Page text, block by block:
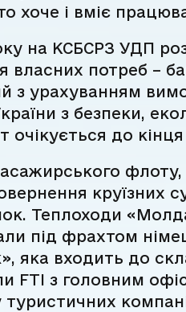
хоче і вміє
на КСБСРЗ УДП
власних потреб –
з урахуванням
з безпеки,
очікується до кінця
флоту,
круїзних
Теплоходи
під фрахтом
яка входить до
FTI з головним
туристичних